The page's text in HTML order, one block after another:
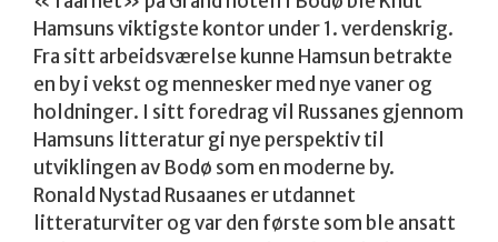
Hamsuns viktigste kontor under 1. verdenskrig.
Fra sitt arbeidsværelse kunne Hamsun betrakte
en by i vekst og mennesker med nye vaner og
holdninger. I sitt foredrag vil Russanes gjennom
Hamsuns litteratur gi nye perspektiv til
utviklingen av Bodø som en moderne by.
Ronald Nystad Rusaanes er utdannet
litteraturviter og var den første som ble ansatt